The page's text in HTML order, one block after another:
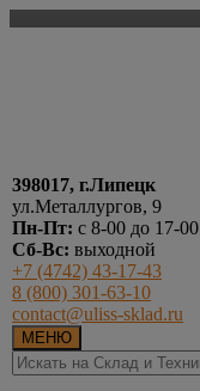
398017, г.Липецк
ул.Металлургов, 9
Пн-Пт: с 8-00 до 17-00
Сб-Вс: выходной
+7 (4742) 43-17-43
8 (800) 301-63-10
contact@uliss-sklad.ru
МЕНЮ